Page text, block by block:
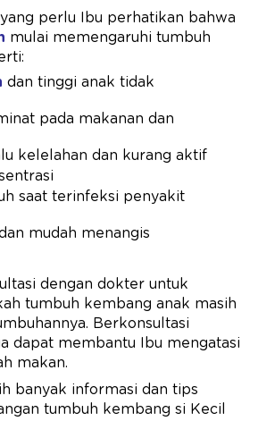
perlu Ibu perhatikan bahwa
mulai memengaruhi tumbuh
dan tinggi anak tidak
pada makanan dan
kelelahan dan kurang aktif
saat terinfeksi penyakit
mudah menangis
dengan dokter untuk
tumbuh kembang anak masih
Berkonsultasi
dapat membantu Ibu mengatasi
makan.
banyak informasi dan tips
tumbuh kembang si Kecil